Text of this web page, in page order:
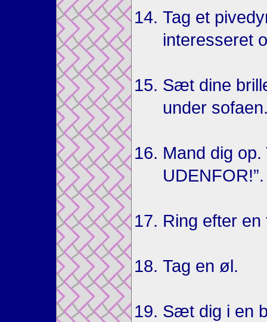
Tag et
interesseret
Sæt dine
under
Mand dig op.
UDENFOR!”.
Ring efter
Tag en øl.
Sæt dig i en